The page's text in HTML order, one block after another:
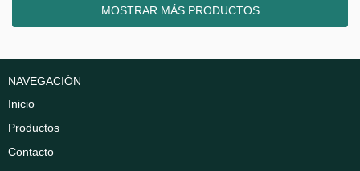
MOSTRAR MÁS PRODUCTOS
NAVEGACIÓN
Inicio
Productos
Contacto